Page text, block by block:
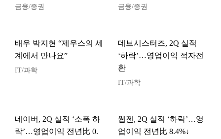
금융/증권 금융/증권
배우 박지현 “제우스의 세
계에서 만나요”
IT/과학
데브시스터즈, 2Q 실적
‘하락’…영업이익 적자전
환
IT/과학
네이버, 2Q 실적 ‘소폭 하
락’…영업이익 전년比 0.
웹젠, 2Q 실적 ‘하락’…영
업이익 전년比 8.4%↓